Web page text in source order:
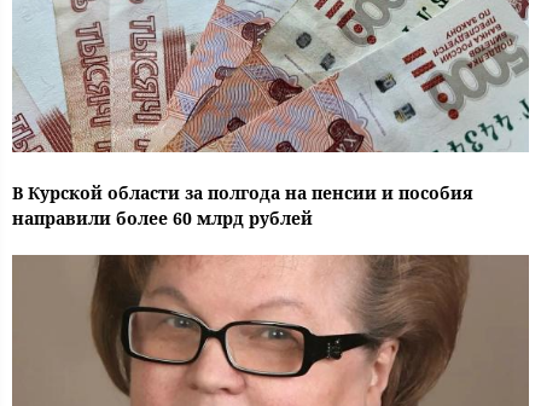
В Курской области за полгода на пенсии и пособия
направили более 60 млрд рублей